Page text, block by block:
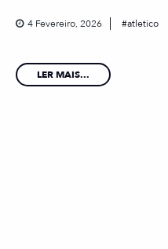
4 Fevereiro, 2026 atletico
LER MAIS...